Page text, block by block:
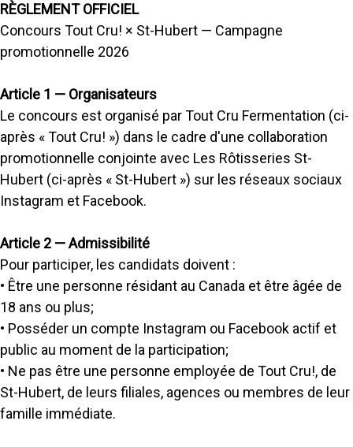
RÈGLEMENT OFFICIEL
Concours Tout Cru! × St-Hubert — Campagne
promotionnelle 2026
Article 1 — Organisateurs
Le concours est organisé par Tout Cru Fermentation (ci-
après « Tout Cru! ») dans le cadre d'une collaboration
promotionnelle conjointe avec Les Rôtisseries St-
Hubert (ci-après « St-Hubert ») sur les réseaux sociaux
Instagram et Facebook.
Article 2 — Admissibilité
Pour participer, les candidats doivent :
• Être une personne résidant au Canada et être âgée de
18 ans ou plus;
• Posséder un compte Instagram ou Facebook actif et
public au moment de la participation;
• Ne pas être une personne employée de Tout Cru!, de
St-Hubert, de leurs filiales, agences ou membres de leur
famille immédiate.